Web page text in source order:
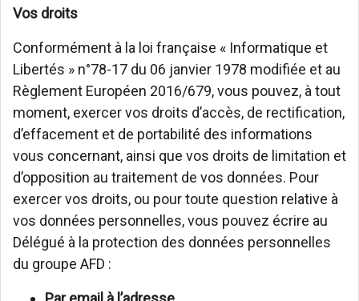
Vos droits
Conformément à la loi française « Informatique et
Libertés » n°78-17 du 06 janvier 1978 modifiée et au
Règlement Européen 2016/679, vous pouvez, à tout
moment, exercer vos droits d’accès, de rectification,
d’effacement et de portabilité des informations
vous concernant, ainsi que vos droits de limitation et
d’opposition au traitement de vos données. Pour
exercer vos droits, ou pour toute question relative à
vos données personnelles, vous pouvez écrire au
Délégué à la protection des données personnelles
du groupe AFD :